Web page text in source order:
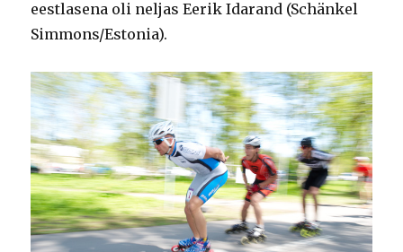
eestlasena oli neljas Eerik Idarand (Schänkel
Simmons/Estonia).